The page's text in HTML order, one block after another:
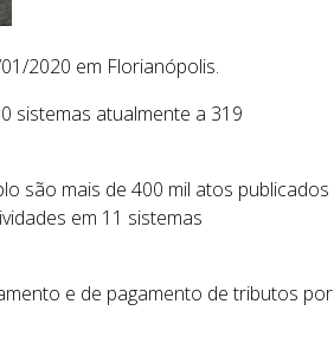
2020 em Florianópolis.
sistemas atualmente a 319
são mais de 400 mil atos publicados
em 11 sistemas
e de pagamento de tributos por